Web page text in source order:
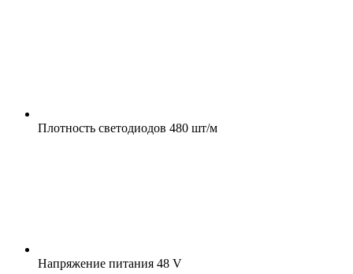
Плотность светодиодов 480 шт/м
Напряжение питания 48 V